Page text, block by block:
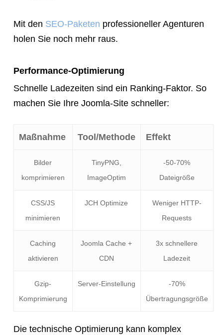
Mit den SEO-Paketen professioneller Agenturen
holen Sie noch mehr raus.
Performance-Optimierung
Schnelle Ladezeiten sind ein Ranking-Faktor. So
machen Sie Ihre Joomla-Site schneller:
Maßnahme Tool/Methode Effekt
Bilder
komprimieren
TinyPNG,
ImageOptim
-50-70%
Dateigröße
CSS/JS
minimieren
JCH Optimize
Weniger HTTP-
Requests
Caching
aktivieren
Joomla Cache +
CDN
3x schnellere
Ladezeit
Gzip-
Komprimierung
Server-Einstellung
-70%
Übertragungsgröße
Die technische Optimierung kann komplex